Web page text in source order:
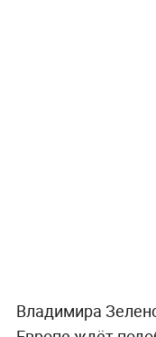
Владимира